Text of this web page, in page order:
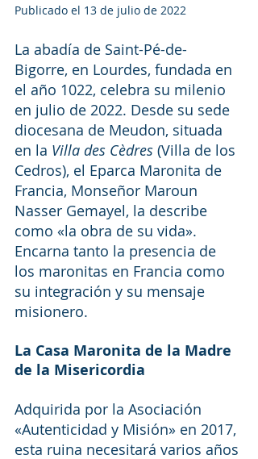
Publicado el 13 de julio de 2022
La abadía de Saint-Pé-de-
Bigorre, en Lourdes, fundada en
el año 1022, celebra su milenio
en julio de 2022. Desde su sede
diocesana de Meudon, situada
en la Villa des Cèdres (Villa de los
Cedros), el Eparca Maronita de
Francia, Monseñor Maroun
Nasser Gemayel, la describe
como «la obra de su vida».
Encarna tanto la presencia de
los maronitas en Francia como
su integración y su mensaje
misionero.
La Casa Maronita de la Madre
de la Misericordia
Adquirida por la Asociación
«Autenticidad y Misión» en 2017,
esta ruina necesitará varios años